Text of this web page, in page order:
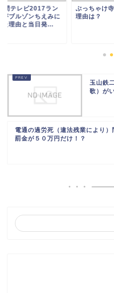
間テレビ2017ラン
がブルゾンちえみに
た理由と当日発...
ぶっちゃけ
理由は？
玉山鉄
歌）が
電通の過労死（違法残業により）
罰金が５０万円だけ！？